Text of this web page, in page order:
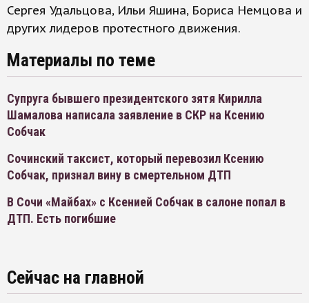
Сергея Удальцова, Ильи Яшина, Бориса Немцова и
других лидеров протестного движения.
Материалы по теме
Супруга бывшего президентского зятя Кирилла
Шамалова написала заявление в СКР на Ксению
Собчак
Сочинский таксист, который перевозил Ксению
Собчак, признал вину в смертельном ДТП
В Сочи «Майбах» с Ксенией Собчак в салоне попал в
ДТП. Есть погибшие
Сейчас на главной